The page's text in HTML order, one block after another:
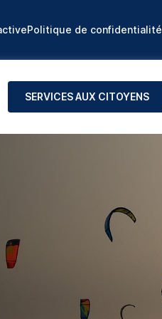
Politique de confidentialité
SERVICES AUX CITOYENS